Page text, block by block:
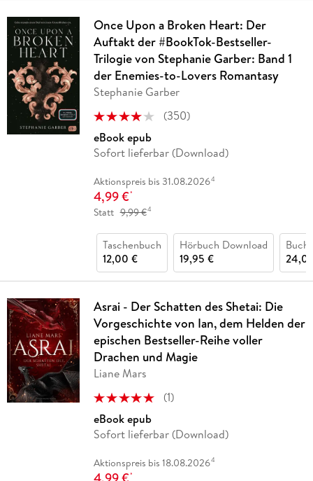
Once Upon a Broken Heart: Der
Auftakt der #BookTok-Bestseller-
Trilogie von Stephanie Garber: Band 1
der Enemies-to-Lovers Romantasy
Stephanie Garber
(350)
eBook epub
Sofort lieferbar (Download)
Aktionspreis bis 31.08.20264
4,99 €*
Statt 9,99 €4
Taschenbuch
12,00 €
Hörbuch Download
19,95 €
Buch
Asrai - Der Schatten des Shetai: Die
Vorgeschichte von Ian, dem Helden der
epischen Bestseller-Reihe voller
Drachen und Magie
Liane Mars
(1)
eBook epub
Sofort lieferbar (Download)
Aktionspreis bis 18.08.20264
*